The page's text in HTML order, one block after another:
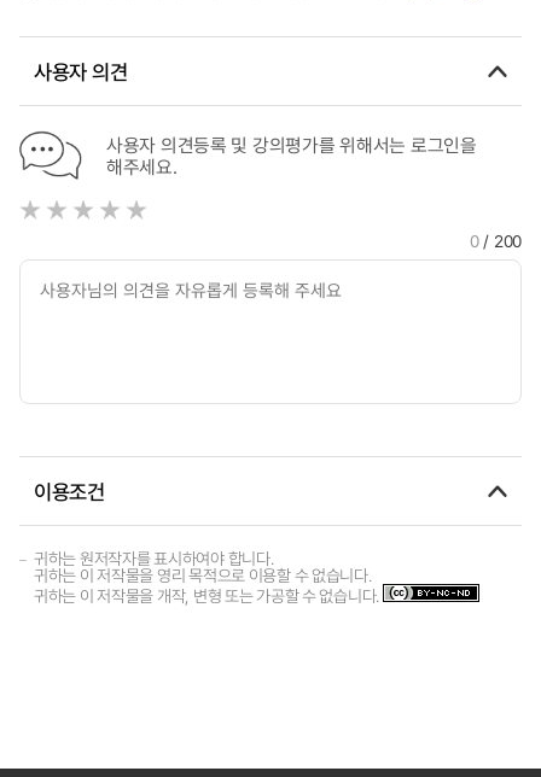
Institutes
사용자 의견
사용자 의견등록 및 강의평가를 위해서는 로그인을
해주세요.
0/ 200
이용조건
귀하는 원저작자를 표시하여야 합니다.
귀하는 이 저작물을 영리 목적으로 이용할 수 없습니다.
귀하는 이 저작물을 개작, 변형 또는 가공할 수 없습니다.